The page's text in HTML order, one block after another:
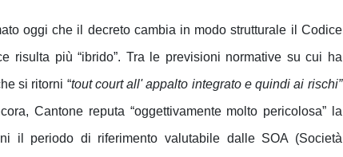
oggi che il decreto cambia in modo strutturale il Codice
risulta più “ibrido”. Tra le previsioni normative su cui ha
si ritorni “tout court all' appalto integrato e quindi ai rischi”
Cantone reputa “oggettivamente molto pericolosa” la
il periodo di riferimento valutabile dalle SOA (Società